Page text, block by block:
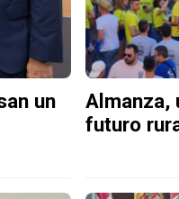
un
Almanza,
futuro